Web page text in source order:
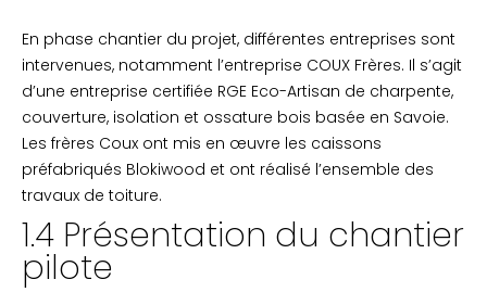
En phase chantier du projet, différentes entreprises sont
intervenues, notamment l’entreprise COUX Frères. Il s’agit
d’une entreprise certifiée RGE Eco-Artisan de charpente,
couverture, isolation et ossature bois basée en Savoie.
Les frères Coux ont mis en œuvre les caissons
préfabriqués Blokiwood et ont réalisé l’ensemble des
travaux de toiture.
1.4 Présentation du chantier
pilote